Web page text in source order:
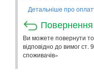
Детальніше про
Повернення
Ви можете повернути
відповідно до вимог
споживачів»